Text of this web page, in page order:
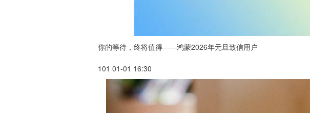
你的等待，终将值得——鸿蒙2026年元旦致信用户
101 01-01 16:30